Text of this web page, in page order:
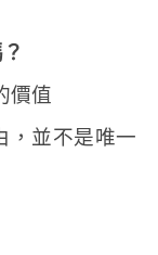
價值
，並不是唯一